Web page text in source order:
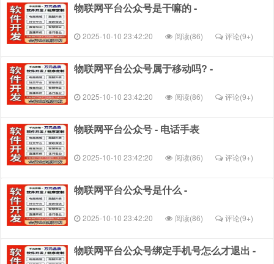
物联网平台公众号是干嘛的 -
2025-10-10 23:42:20 阅读(86) 评论(9+)
物联网平台公众号属于移动吗? -
2025-10-10 23:42:20 阅读(86) 评论(9+)
物联网平台公众号 - 电话手表
2025-10-10 23:42:20 阅读(86) 评论(9+)
物联网平台公众号是什么 -
2025-10-10 23:42:20 阅读(86) 评论(9+)
物联网平台公众号绑定手机号怎么才退出 -